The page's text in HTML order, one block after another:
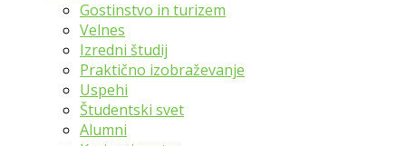
Gostinstvo in turizem
Velnes
Izredni študij
Praktično izobraževanje
Uspehi
Študentski svet
Alumni